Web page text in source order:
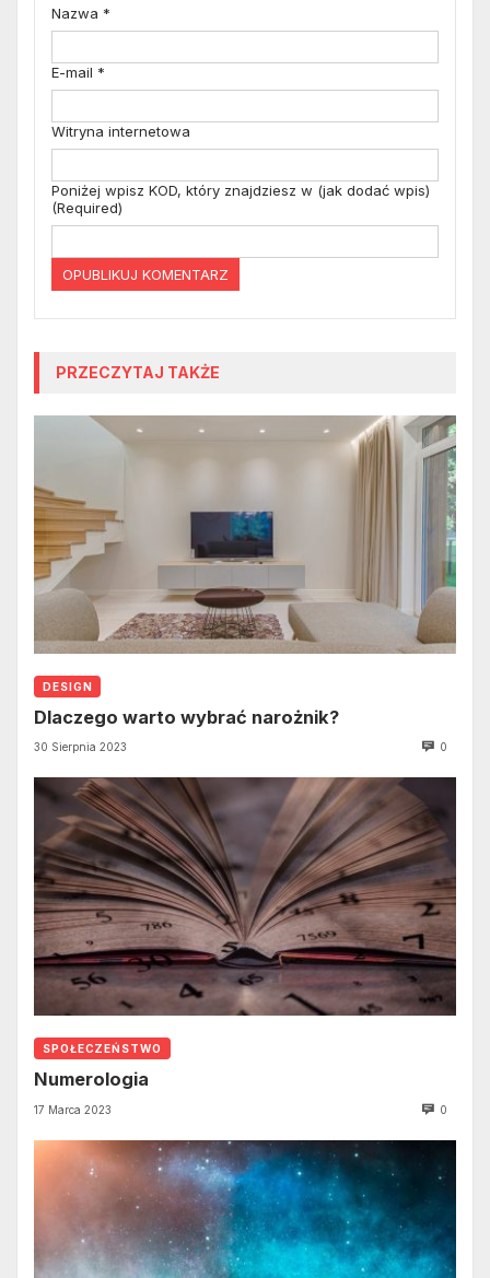
Nazwa *
E-mail *
Witryna internetowa
Poniżej wpisz KOD, który znajdziesz w (jak dodać wpis)
(Required)
PRZECZYTAJ TAKŻE
DESIGN
Dlaczego warto wybrać narożnik?
30 Sierpnia 2023 0
SPOŁECZEŃSTWO
Numerologia
17 Marca 2023 0